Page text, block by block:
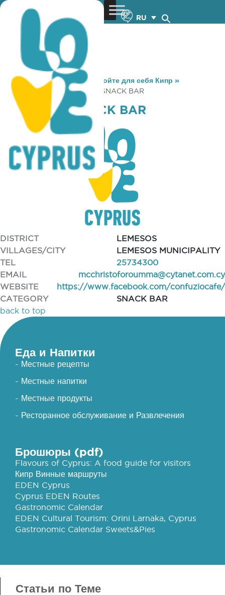
RU
You are here: Home »Откройте для себя Кипр »
Gastronomy
» CONFUZIO SNACK BAR
CONFUZIO SNACK BAR
DISTRICT
LEMESOS
VILLAGES/CITY
LEMESOS MUNICIPALITY
TEL
25734300
EMAIL
mcchristoforoumma@cytanet.com.cy
WEBSITE
https://www.facebook.com/confuziocafe/
CATEGORY
SNACK BAR
back to top
Еда и Напитки
- Местные рецепты
- Местные напитки
- Местные продукты
- Ресторанное обслуживание и Развлечения
Брошюры (pdf)
Flavours of Cyprus: A food guide for visitors
Кипр Винные маршруты
EDEN Cyprus
Cyprus EDEN Routes
Gastronomic Calendar
EDEN Cultural Tourism: Orini Larnaka, Cyprus
Gastronomic Calendar Sweets&Pies
Статьи по Теме